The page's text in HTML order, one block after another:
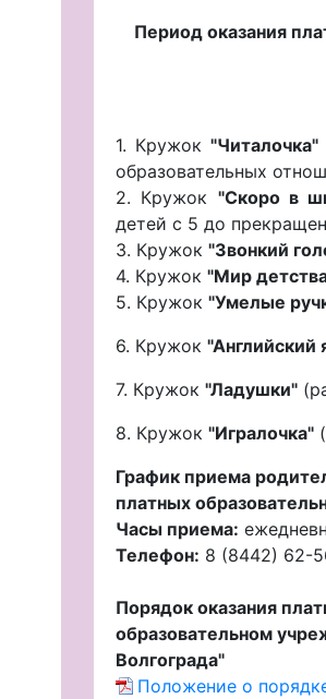
Период оказания
1. Кружок "Читалочка"
образовательных
2. Кружок "Скоро в
детей с 5 до
3. Кружок "Звонкий
4. Кружок "Мир
5. Кружок "Умелые
6. Кружок "Английский
7. Кружок "Ладушки"
8. Кружок "Игралочка"
График приема
платных
Часы приема:
Телефон: 8 (8442) 62-
Порядок оказания
образовательном
Волгограда"
Положение о